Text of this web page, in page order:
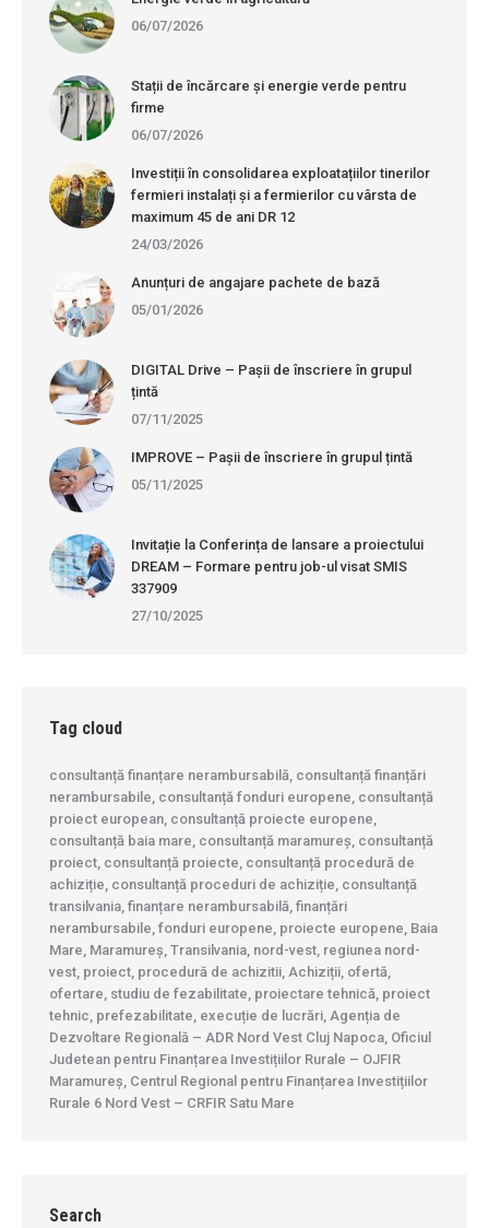
06/07/2026
Stații de încărcare și energie verde pentru
firme
06/07/2026
Investiții în consolidarea exploatațiilor tinerilor
fermieri instalați și a fermierilor cu vârsta de
maximum 45 de ani DR 12
24/03/2026
Anunțuri de angajare pachete de bază
05/01/2026
DIGITAL Drive – Pașii de înscriere în grupul
țintă
07/11/2025
IMPROVE – Pașii de înscriere în grupul țintă
05/11/2025
Invitație la Conferința de lansare a proiectului
DREAM – Formare pentru job-ul visat SMIS
337909
27/10/2025
Tag cloud
consultanță finanțare nerambursabilă, consultanță finanțări
nerambursabile, consultanță fonduri europene, consultanță
proiect european, consultanță proiecte europene,
consultanță baia mare, consultanță maramureș, consultanță
proiect, consultanță proiecte, consultanță procedură de
achiziție, consultanță proceduri de achiziție, consultanță
transilvania, finanțare nerambursabilă, finanțări
nerambursabile, fonduri europene, proiecte europene, Baia
Mare, Maramureș, Transilvania, nord-vest, regiunea nord-
vest, proiect, procedură de achizitii, Achiziții, ofertă,
ofertare, studiu de fezabilitate, proiectare tehnică, proiect
tehnic, prefezabilitate, execuție de lucrări, Agenția de
Dezvoltare Regională – ADR Nord Vest Cluj Napoca, Oficiul
Judetean pentru Finanțarea Investițiilor Rurale – OJFIR
Maramureș, Centrul Regional pentru Finanțarea Investițiilor
Rurale 6 Nord Vest – CRFIR Satu Mare
Search